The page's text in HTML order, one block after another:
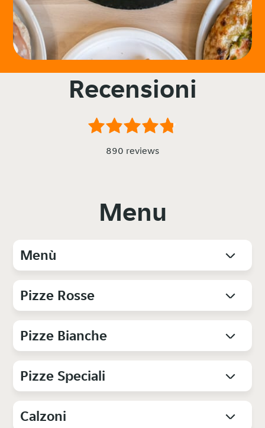
Recensioni
890 reviews
Menu
Menù
Pizze Rosse
Pizze Bianche
Pizze Speciali
Calzoni